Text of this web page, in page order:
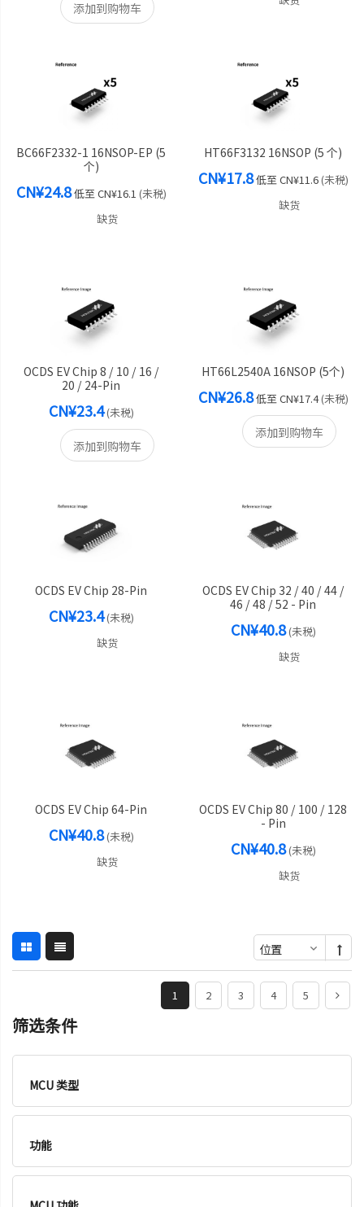
添加到购物车
BC66F2332-1 16NSOP-EP (5
个)
CN¥24.8低至CN¥16.1 (未税)
缺货
HT66F3132 16NSOP (5 个)
CN¥17.8低至CN¥11.6(未税)
缺货
OCDS EV Chip 8 / 10 / 16 /
20 / 24-Pin
CN¥23.4(未税)
添加到购物车
HT66L2540A 16NSOP (5个)
CN¥26.8低至CN¥17.4(未税)
添加到购物车
OCDS EV Chip 28-Pin
CN¥23.4(未税)
缺货
OCDS EV Chip 32 / 40 / 44 /
46 / 48 / 52 - Pin
CN¥40.8(未税)
缺货
OCDS EV Chip 64-Pin
CN¥40.8(未税)
缺货
OCDS EV Chip 80 / 100 / 128
- Pin
CN¥40.8(未税)
缺货
1 2 3 4 5
筛选条件
MCU 类型
功能